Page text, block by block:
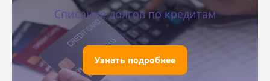
Списание долгов по кредитам
Узнать подробнее